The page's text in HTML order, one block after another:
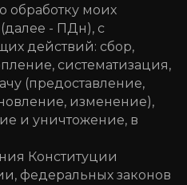
обработку моих
- ПДн), с
действий: сбор,
систематизация,
(предоставление,
изменение),
и уничтожение, в
Конституции
федеральных законов